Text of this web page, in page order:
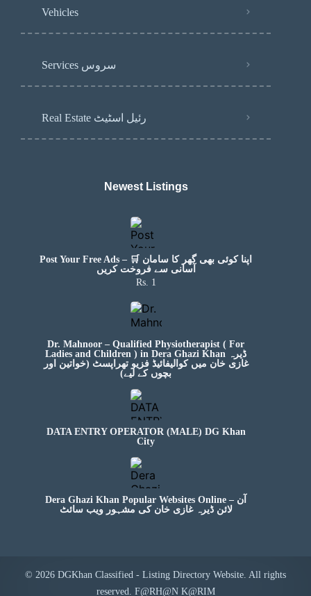
Vehicles
Services سروس
Real Estate رئیل اسٹیٹ
Newest Listings​
Post Your Free Ads – 🛒 اپنا کوئی بھی گھر کا سامان
آسانی سے فروخت کریں
Rs. 1
Dr. Mahnoor – Qualified Physiotherapist ( For
Ladies and Children ) in Dera Ghazi Khan ڈیرہ
غازی خان میں کوالیفائیڈ فزیو تھراپسٹ (خواتین اور
بچوں کے لیے)
DATA ENTRY OPERATOR (MALE) DG Khan
City
Dera Ghazi Khan Popular Websites Online – آن
لائن ڈیرہ غازی خان کی مشہور ویب سائٹ
© 2026 DGKhan Classified - Listing Directory Website. All rights
reserved. F@RH@N K@RIM